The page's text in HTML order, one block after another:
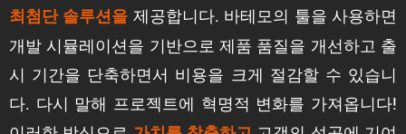
최첨단 솔루션을 제공합니다. 바테모의 툴을 사용하면
개발 시뮬레이션을 기반으로 제품 품질을 개선하고 출
시 기간을 단축하면서 비용을 크게 절감할 수 있습니
다. 다시 말해 프로젝트에 혁명적 변화를 가져옵니다!